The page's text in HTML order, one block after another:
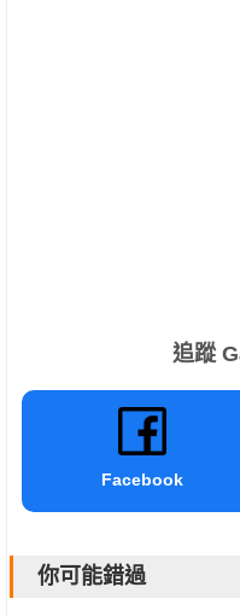
追蹤
Facebook
你可能錯過